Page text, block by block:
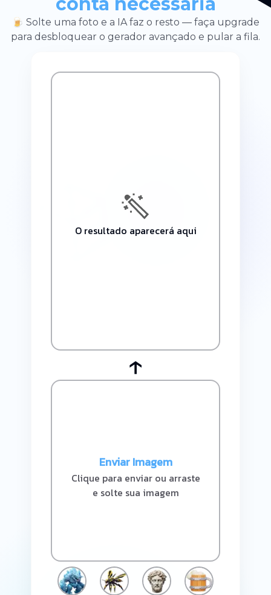
🍺 Solte uma foto e a IA faz o resto — faça upgrade
para desbloquear o gerador avançado e pular a fila.
Enviar Imagem
Clique para enviar ou arraste
e solte sua imagem
↑
O resultado aparecerá aqui